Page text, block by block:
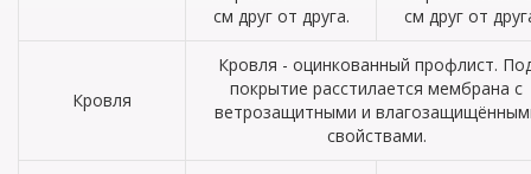
см друг от друга.
см друг от
Кровля
Кровля - оцинкованный профлист.
покрытие расстилается мембрана с
ветрозащитными и
свойствами.